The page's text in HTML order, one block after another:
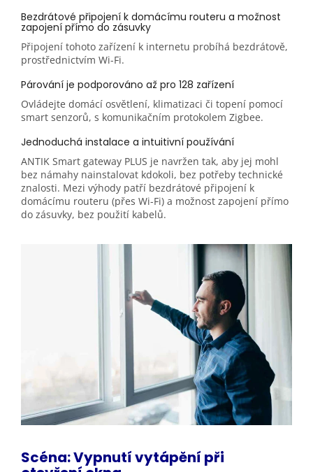
Bezdrátové připojení k domácímu routeru a možnost
zapojení přímo do zásuvky
Připojení tohoto zařízení k internetu probíhá bezdrátově,
prostřednictvím Wi-Fi.
Párování je podporováno až pro 128 zařízení
Ovládejte domácí osvětlení, klimatizaci či topení pomocí
smart senzorů, s komunikačním protokolem Zigbee.
Jednoduchá instalace a intuitivní používání
ANTIK Smart gateway PLUS je navržen tak, aby jej mohl
bez námahy nainstalovat kdokoli, bez potřeby technické
znalosti. Mezi výhody patří bezdrátové připojení k
domácímu routeru (přes Wi-Fi) a možnost zapojení přímo
do zásuvky, bez použití kabelů.
Scéna: Vypnutí vytápění při